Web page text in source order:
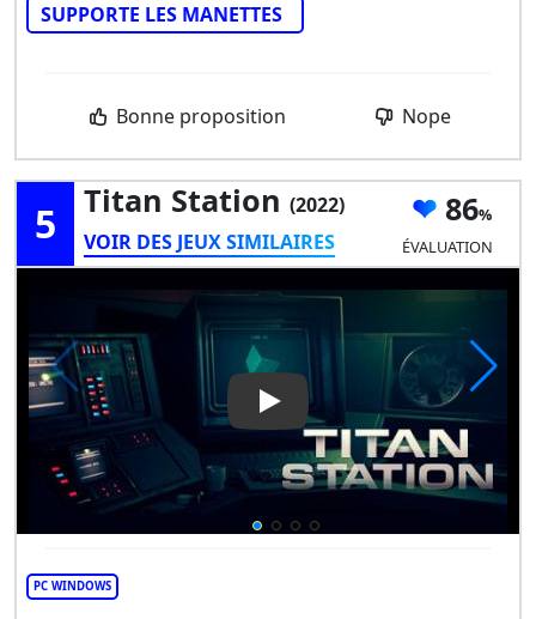
SUPPORTE LES MANETTES
Bonne proposition Nope
5 Titan Station (2022)
VOIR DES JEUX SIMILAIRES
86
ÉVALUATION
Play Video: Titan Station
PC WINDOWS